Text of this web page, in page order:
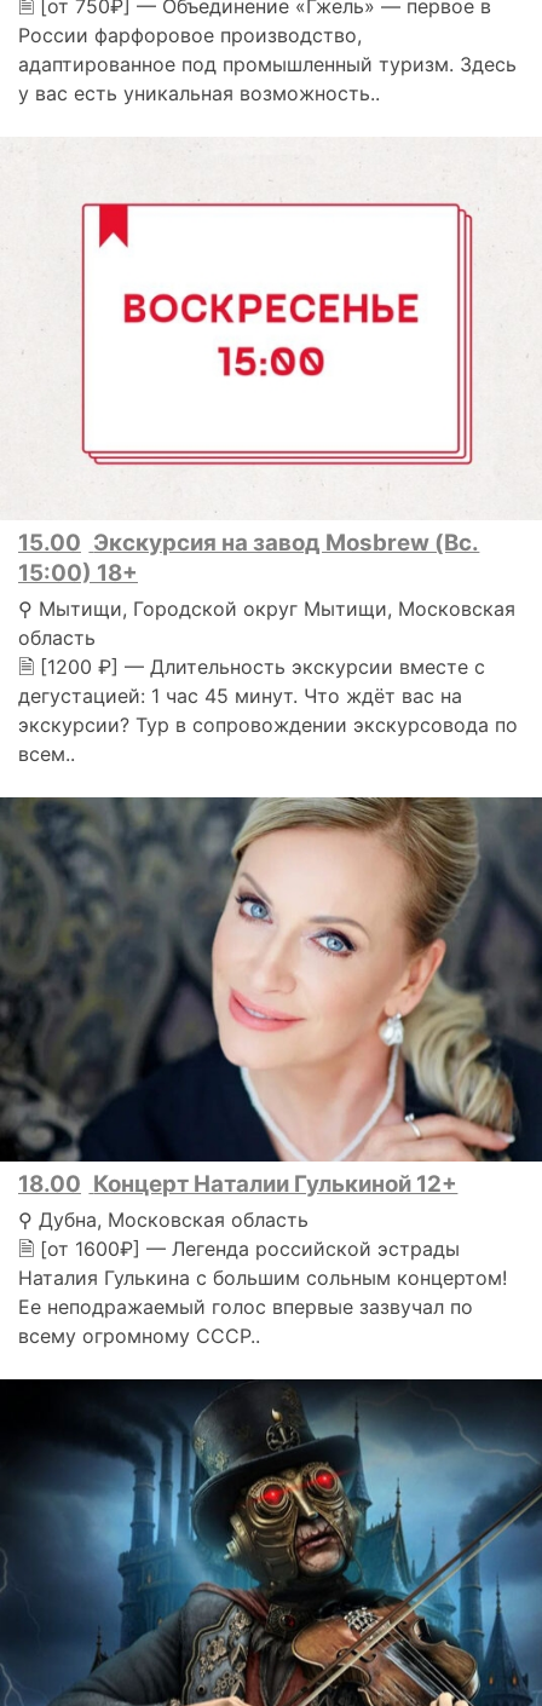
🗎 [от 750₽] — Объединение «Гжель» — первое в
России фарфоровое производство,
адаптированное под промышленный туризм. Здесь
у вас есть уникальная возможность..
15.00 Экскурсия на завод Mosbrew (Вс.
15:00) 18+
⚲ Мытищи, Городской округ Мытищи, Московская
область
🗎 [1200 ₽] — Длительность экскурсии вместе с
дегустацией: 1 час 45 минут. Что ждёт вас на
экскурсии? Тур в сопровождении экскурсовода по
всем..
18.00 Концерт Наталии Гулькиной 12+
⚲ Дубна, Московская область
🗎 [от 1600₽] — Легенда российской эстрады
Наталия Гулькина с большим сольным концертом!
Ее неподражаемый голос впервые зазвучал по
всему огромному СССР..